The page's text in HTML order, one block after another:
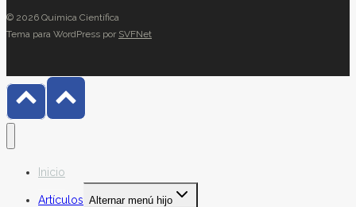
© 2026 Química Científica
Tema para WordPress por SVFNet
Inicio
Artículos Alternar menú hijo